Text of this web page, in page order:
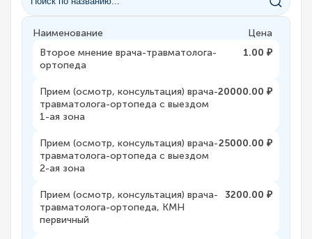
Наименование
Цена
Второе мнение врача-травматолога-
ортопеда
1.00 ₽
Прием (осмотр, консультация) врача-
травматолога-ортопеда с выездом
1-ая зона
20000.00 ₽
Прием (осмотр, консультация) врача-
травматолога-ортопеда с выездом
2-ая зона
25000.00 ₽
Прием (осмотр, консультация) врача-
травматолога-ортопеда, КМН
первичный
3200.00 ₽